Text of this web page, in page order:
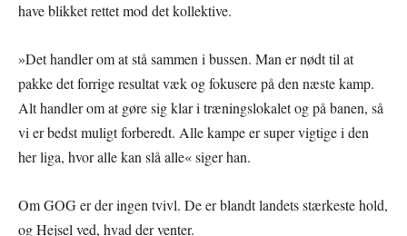
have blikket rettet mod det kollektive.
»Det handler om at stå sammen i bussen. Man er nødt til at
pakke det forrige resultat væk og fokusere på den næste kamp.
Alt handler om at gøre sig klar i træningslokalet og på banen, så
vi er bedst muligt forberedt. Alle kampe er super vigtige i den
her liga, hvor alle kan slå alle« siger han.
Om GOG er der ingen tvivl. De er blandt landets stærkeste hold,
og Hejsel ved, hvad der venter.